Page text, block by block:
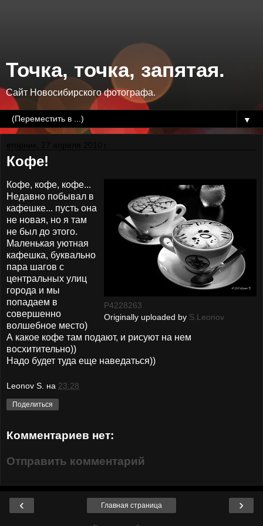
Точка, точка, запятая.
Сайт Новосибирского фотографа.
▼
Кофе!
P4228263
Originally uploaded by S.Leonov
Кофе, кофе, кофе...
Недавно побывал в
кафешке... пусть она
не новая, но я там
не был до этого.
Маленькая уютная
кафешка, буквально
пара шагов с
центральных улиц
города и мы
попадаем в
совершенно
волшебное место)
А какое кофе там подают, и рисуют на нем
восхитительно))
Надо будет туда еще наведаться))
Leonov S. на 23:28
Поделиться
Комментариев нет:
Отправить комментарий
‹ ›
Главная страница